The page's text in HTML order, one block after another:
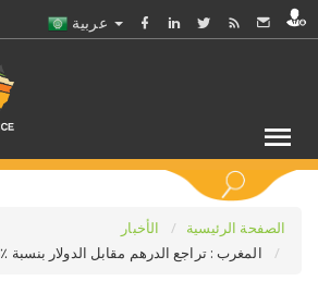
الصفحة الرئيسية
الأخبار
المغرب : تراجع الدرهم مقابل الدولار بنسبة ٪0.78